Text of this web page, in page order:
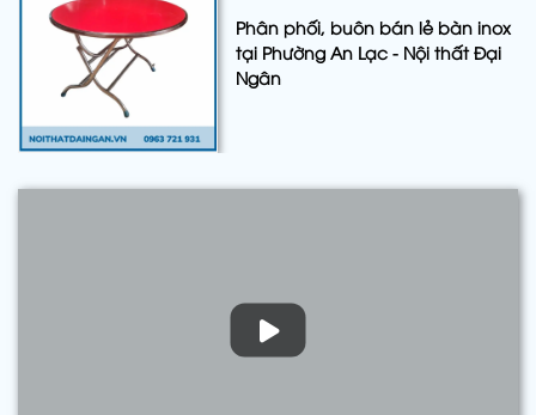
Phân phối, buôn bán lẻ bàn inox
tại Phường An Lạc - Nội thất Đại
Ngân